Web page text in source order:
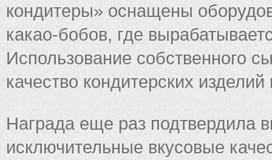
кондитеры» оснащены
какао-бобов, где
Использование собственного
качество кондитерских
Награда еще раз подтвердила
исключительные вкусовые